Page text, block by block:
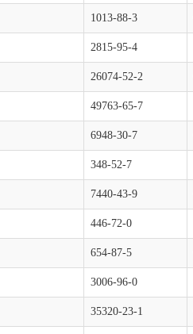
1013-88-3
2815-95-4
26074-52-2
49763-65-7
6948-30-7
348-52-7
7440-43-9
446-72-0
654-87-5
3006-96-0
35320-23-1